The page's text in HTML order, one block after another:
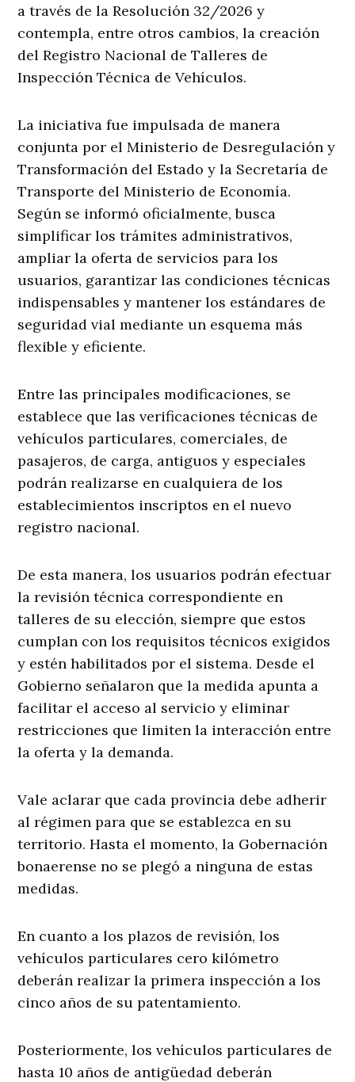
a través de la Resolución 32/2026 y
contempla, entre otros cambios, la creación
del Registro Nacional de Talleres de
Inspección Técnica de Vehículos.
La iniciativa fue impulsada de manera
conjunta por el Ministerio de Desregulación y
Transformación del Estado y la Secretaría de
Transporte del Ministerio de Economía.
Según se informó oficialmente, busca
simplificar los trámites administrativos,
ampliar la oferta de servicios para los
usuarios, garantizar las condiciones técnicas
indispensables y mantener los estándares de
seguridad vial mediante un esquema más
flexible y eficiente.
Entre las principales modificaciones, se
establece que las verificaciones técnicas de
vehículos particulares, comerciales, de
pasajeros, de carga, antiguos y especiales
podrán realizarse en cualquiera de los
establecimientos inscriptos en el nuevo
registro nacional.
De esta manera, los usuarios podrán efectuar
la revisión técnica correspondiente en
talleres de su elección, siempre que estos
cumplan con los requisitos técnicos exigidos
y estén habilitados por el sistema. Desde el
Gobierno señalaron que la medida apunta a
facilitar el acceso al servicio y eliminar
restricciones que limiten la interacción entre
la oferta y la demanda.
Vale aclarar que cada provincia debe adherir
al régimen para que se establezca en su
territorio. Hasta el momento, la Gobernación
bonaerense no se plegó a ninguna de estas
medidas.
En cuanto a los plazos de revisión, los
vehículos particulares cero kilómetro
deberán realizar la primera inspección a los
cinco años de su patentamiento.
Posteriormente, los vehículos particulares de
hasta 10 años de antigüedad deberán